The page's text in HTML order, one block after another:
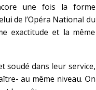
une fois la forme
de l’Opéra National du
exactitude et la même
soudé dans leur service,
au même niveau. On